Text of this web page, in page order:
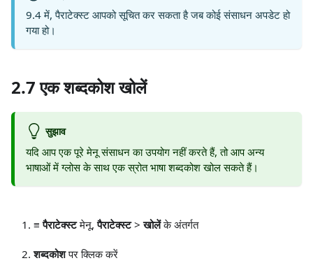
9.4 में, पैराटेक्स्ट आपको सूचित कर सकता है जब कोई संसाधन अपडेट हो
गया हो।
2.7 एक शब्दकोश खोलें
सुझाव
यदि आप एक पूरे मेनू संसाधन का उपयोग नहीं करते हैं, तो आप अन्य
भाषाओं में ग्लोस के साथ एक स्रोत भाषा शब्दकोश खोल सकते हैं।
≡ पैराटेक्स्टमेनू,पैराटेक्स्ट>खोलेंके अंतर्गत
शब्दकोशपर क्लिक करें